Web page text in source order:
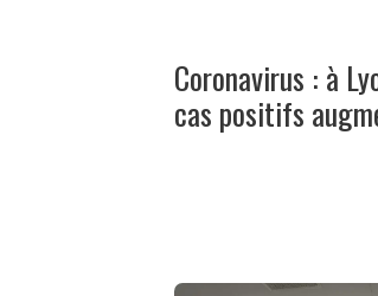
Coronavirus : à
cas positifs